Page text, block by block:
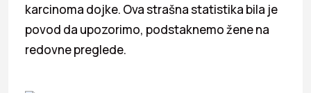
karcinoma dojke. Ova strašna statistika bila je
povod da upozorimo, podstaknemo žene na
redovne preglede.